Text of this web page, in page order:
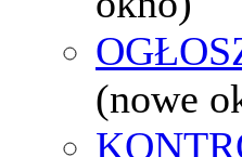
(nowe